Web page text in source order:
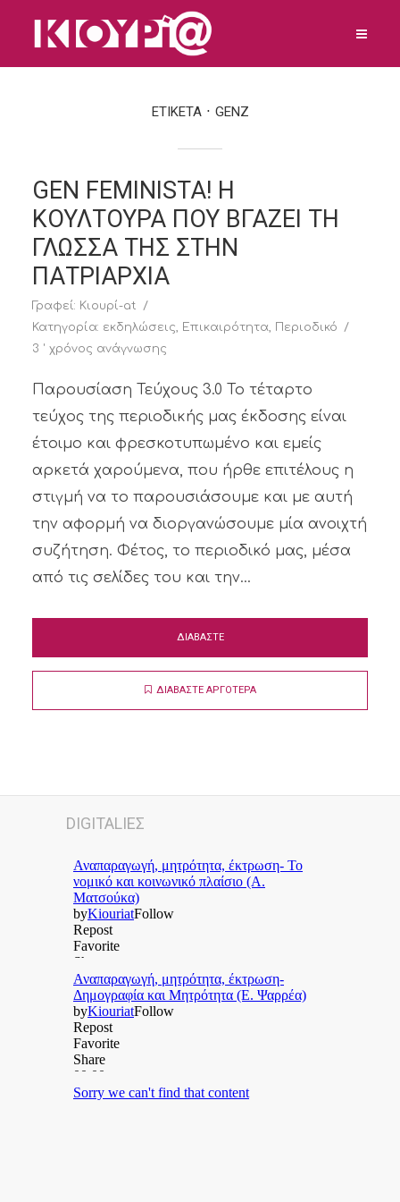
ΕΤΙΚΕΤΑ GENZ
GEN FEMINISTA! H
ΚΟΥΛΤΟΥΡΑ ΠΟΥ ΒΓΑΖΕΙ ΤΗ
ΓΛΩΣΣΑ ΤΗΣ ΣΤΗΝ
ΠΑΤΡΙΑΡΧΙΑ
Γραφεί: Κιουρί-at
Κατηγορία: εκδηλώσεις, Επικαιρότητα,
Περιοδικό
3 ' χρόνος ανάγνωσης
Παρουσίαση Τεύχους 3.0 Το τέταρτο
τεύχος της περιοδικής μας έκδοσης είναι
έτοιμο και φρεσκοτυπωμένο και εμείς
αρκετά χαρούμενα, που ήρθε επιτέλους η
στιγμή να το παρουσιάσουμε και με αυτή
την αφορμή να διοργανώσουμε μία ανοιχτή
συζήτηση. Φέτος, το περιοδικό μας, μέσα
από τις σελίδες του και την...
ΔΙΑΒΑΣΤΕ
ΔΙΑΒΑΣΤΕ ΑΡΓΟΤΕΡΑ
DIGITALΙΕΣ